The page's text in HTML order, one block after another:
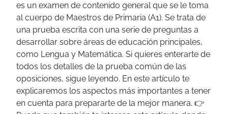
es un examen de contenido general que se le toma
al cuerpo de Maestros de Primaria (A1). Se trata de
una prueba escrita con una serie de preguntas a
desarrollar sobre áreas de educación principales,
como Lengua y Matemática. Si quieres enterarte de
todos los detalles de la prueba común de las
oposiciones, sigue leyendo. En este artículo te
explicaremos los aspectos más importantes a tener
en cuenta para prepararte de la mejor manera. 👉